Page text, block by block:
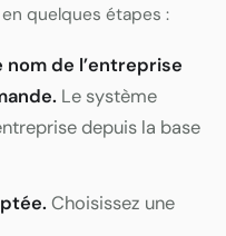
quelques étapes :
nom de l’entreprise
Le système
depuis la base
Choisissez une